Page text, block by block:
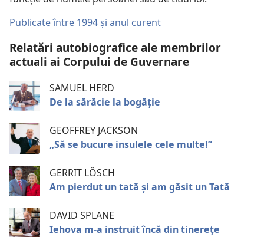
Publicate între 1994 și anul curent
Relatări autobiografice ale membrilor
actuali ai Corpului de Guvernare
SAMUEL HERD
De la sărăcie la bogăție
GEOFFREY JACKSON
„Să se bucure insulele cele multe!”
GERRIT LÖSCH
Am pierdut un tată şi am găsit un Tată
DAVID SPLANE
Iehova m-a instruit încă din tinerețe